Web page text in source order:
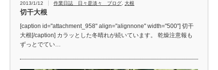
2013/1/12 作業日誌 日々是淡々 ブログ 大根
切干大根
[caption id="attachment_958" align="alignnone" width="500"] 切干
大根[/caption] カラッとした冬晴れが続いています。 乾燥注意報も
ずっとでてい…